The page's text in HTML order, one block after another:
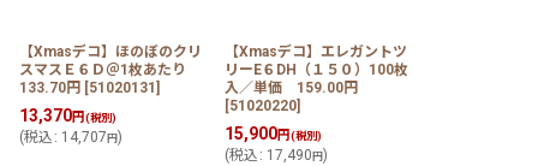
【Xmasデコ】ほのぼのクリ
スマスＥ６Ｄ＠1枚あたり
133.70円 [51020131 ]
13,370円(税別)
(税込 : 14,707円)
【Xmasデコ】エレガントツ
リーE６DH（１５０）100枚
入／単価 159.00円
[51020220]
15,900円(税別)
(税込 : 17,490円)